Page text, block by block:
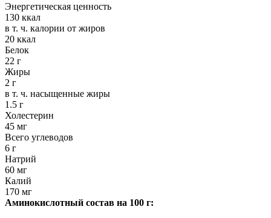
Энергетическая ценность
130 ккал
в т. ч. калории от жиров
20 ккал
Белок
22 г
Жиры
2 г
в т. ч. насыщенные жиры
1.5 г
Холестерин
45 мг
Всего углеводов
6 г
Натрий
60 мг
Калий
170 мг
Аминокислотный состав на 100 г: